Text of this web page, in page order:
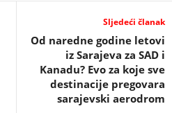
Sljedeći članak
Od naredne godine letovi
iz Sarajeva za SAD i
Kanadu? Evo za koje sve
destinacije pregovara
sarajevski aerodrom